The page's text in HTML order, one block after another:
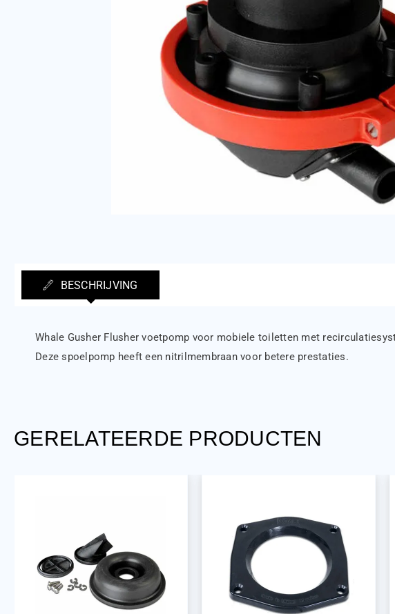
BESCHRIJVING
Whale Gusher Flusher voetpomp voor mobiele toiletten met
Deze spoelpomp heeft een nitrilmembraan voor betere prestaties.
GERELATEERDE PRODUCTEN